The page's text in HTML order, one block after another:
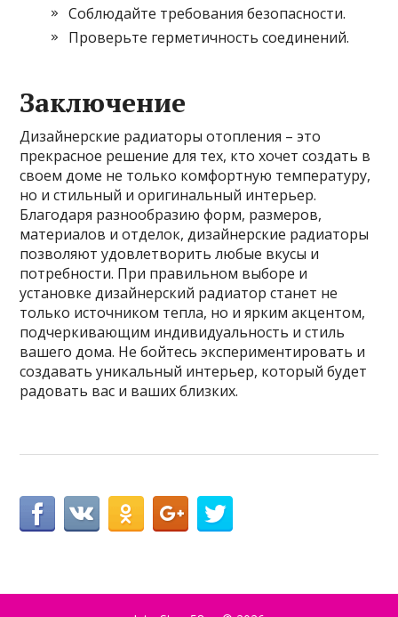
Соблюдайте требования безопасности.
Проверьте герметичность соединений.
Заключение
Дизайнерские радиаторы отопления – это
прекрасное решение для тех, кто хочет создать в
своем доме не только комфортную температуру,
но и стильный и оригинальный интерьер.
Благодаря разнообразию форм, размеров,
материалов и отделок, дизайнерские радиаторы
позволяют удовлетворить любые вкусы и
потребности. При правильном выборе и
установке дизайнерский радиатор станет не
только источником тепла, но и ярким акцентом,
подчеркивающим индивидуальность и стиль
вашего дома. Не бойтесь экспериментировать и
создавать уникальный интерьер, который будет
радовать вас и ваших близких.